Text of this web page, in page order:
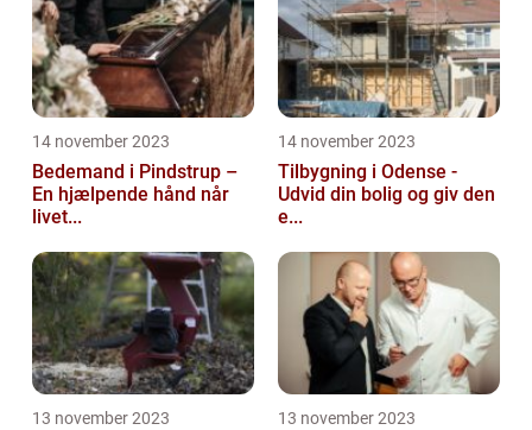
14 november 2023
Bedemand i Pindstrup –
En hjælpende hånd når
livet...
14 november 2023
Tilbygning i Odense -
Udvid din bolig og giv den
e...
13 november 2023 13 november 2023